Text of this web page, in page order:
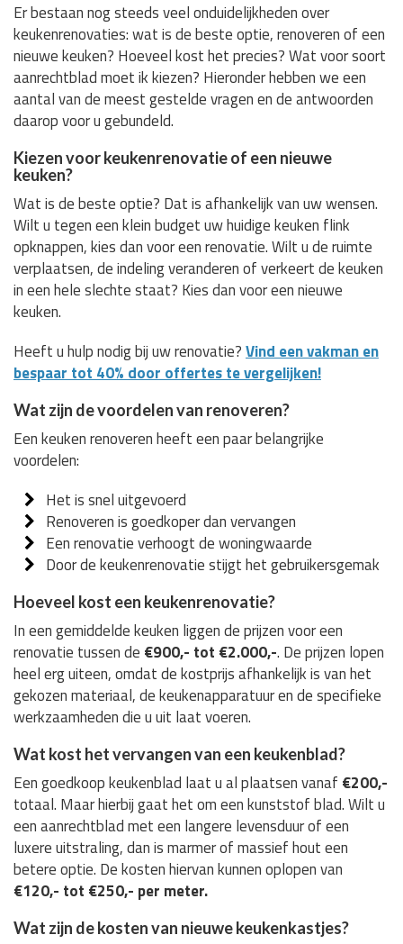
Er bestaan nog steeds veel onduidelijkheden over
keukenrenovaties: wat is de beste optie, renoveren of een
nieuwe keuken? Hoeveel kost het precies? Wat voor soort
aanrechtblad moet ik kiezen? Hieronder hebben we een
aantal van de meest gestelde vragen en de antwoorden
daarop voor u gebundeld.
Kiezen voor keukenrenovatie of een nieuwe
keuken?
Wat is de beste optie? Dat is afhankelijk van uw wensen.
Wilt u tegen een klein budget uw huidige keuken flink
opknappen, kies dan voor een renovatie. Wilt u de ruimte
verplaatsen, de indeling veranderen of verkeert de keuken
in een hele slechte staat? Kies dan voor een nieuwe
keuken.
Heeft u hulp nodig bij uw renovatie?Vind een vakman en
bespaar tot 40% door offertes te vergelijken!
Wat zijn de voordelen van renoveren?
Een keuken renoveren heeft een paar belangrijke
voordelen:
Het is snel uitgevoerd
Renoveren is goedkoper dan vervangen
Een renovatie verhoogt de woningwaarde
Door de keukenrenovatie stijgt het gebruikersgemak
Hoeveel kost een keukenrenovatie?
In een gemiddelde keuken liggen de prijzen voor een
renovatie tussen de €900,- tot €2.000,-. De prijzen lopen
heel erg uiteen, omdat de kostprijs afhankelijk is van het
gekozen materiaal, de keukenapparatuur en de specifieke
werkzaamheden die u uit laat voeren.
Wat kost het vervangen van een keukenblad?
Een goedkoop keukenblad laat u al plaatsen vanaf €200,-
totaal. Maar hierbij gaat het om een kunststof blad. Wilt u
een aanrechtblad met een langere levensduur of een
luxere uitstraling, dan is marmer of massief hout een
betere optie. De kosten hiervan kunnen oplopen van
€120,- tot €250,- per meter.
Wat zijn de kosten van nieuwe keukenkastjes?